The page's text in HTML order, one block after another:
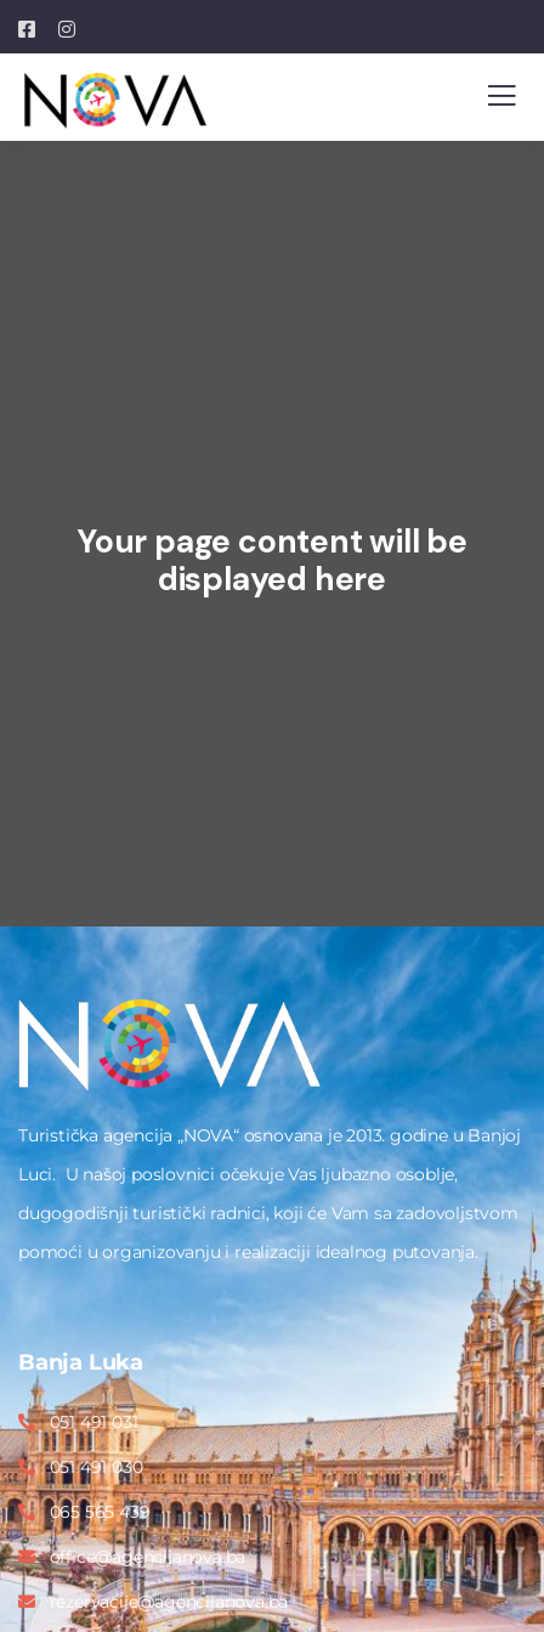
Your page content will be
displayed here
Turistička agencija „NOVA“ osnovana je 2013. godine u Banjoj
Luci. U našoj poslovnici očekuje Vas ljubazno osoblje,
dugogodišnji turistički radnici, koji će Vam sa zadovoljstvom
pomoći u organizovanju i realizaciji idealnog putovanja.
Banja Luka
051 491 031
051 491 030
065 565 439
office@agencijanova.ba
rezervacije@agencijanova.ba